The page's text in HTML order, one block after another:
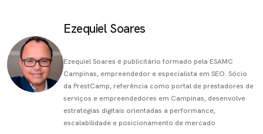
Ezequiel Soares
Ezequiel Soares é publicitário formado pela ESAMC
Campinas, empreendedor e especialista em SEO. Sócio
da PrestCamp, referência como portal de prestadores de
serviços e empreendedores em Campinas, desenvolve
estratégias digitais orientadas a performance,
escalabilidade e posicionamento de mercado